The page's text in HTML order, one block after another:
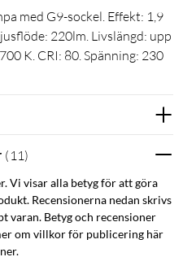
med G9-sockel. Effekt: 1,9
220lm. Livslängd: upp
K. CRI: 80. Spänning: 230
( 11 )
Vi visar alla betyg för att göra
Recensionerna nedan skrivs
varan. Betyg och recensioner
om villkor för publicering här